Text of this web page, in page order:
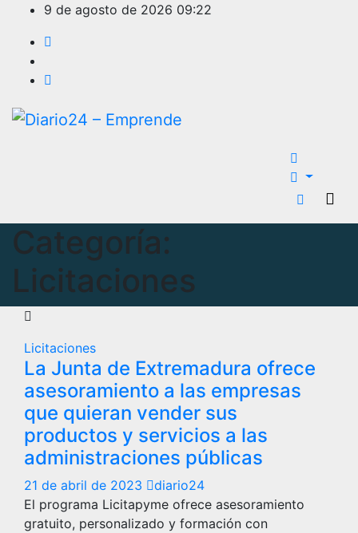
contenido
9 de agosto de 2026 09:22
Categoría:
Licitaciones
Licitaciones
La Junta de Extremadura ofrece
asesoramiento a las empresas
que quieran vender sus
productos y servicios a las
administraciones públicas
21 de abril de 2023
diario24
El programa Licitapyme ofrece asesoramiento
gratuito, personalizado y formación con